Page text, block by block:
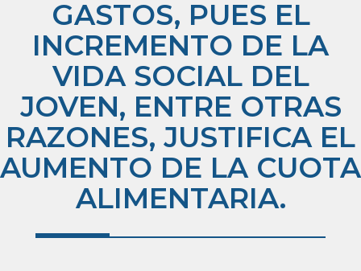
GASTOS, PUES EL
INCREMENTO DE LA
VIDA SOCIAL DEL
JOVEN, ENTRE OTRAS
RAZONES, JUSTIFICA EL
AUMENTO DE LA CUOTA
ALIMENTARIA.